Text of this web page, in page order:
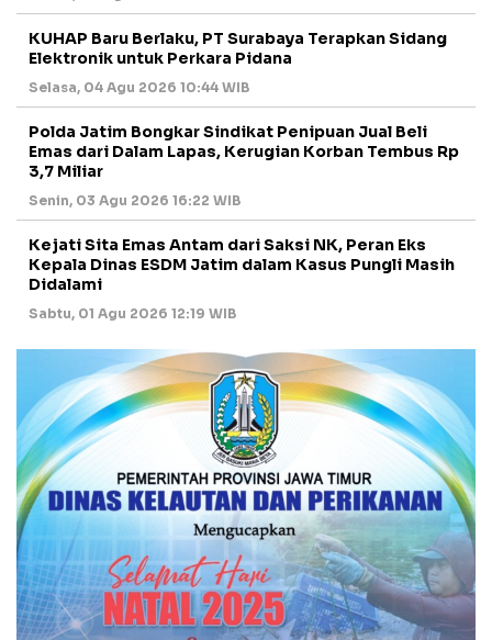
KUHAP Baru Berlaku, PT Surabaya Terapkan Sidang
Elektronik untuk Perkara Pidana
Selasa, 04 Agu 2026 10:44 WIB
Polda Jatim Bongkar Sindikat Penipuan Jual Beli
Emas dari Dalam Lapas, Kerugian Korban Tembus Rp
3,7 Miliar
Senin, 03 Agu 2026 16:22 WIB
Kejati Sita Emas Antam dari Saksi NK, Peran Eks
Kepala Dinas ESDM Jatim dalam Kasus Pungli Masih
Didalami
Sabtu, 01 Agu 2026 12:19 WIB